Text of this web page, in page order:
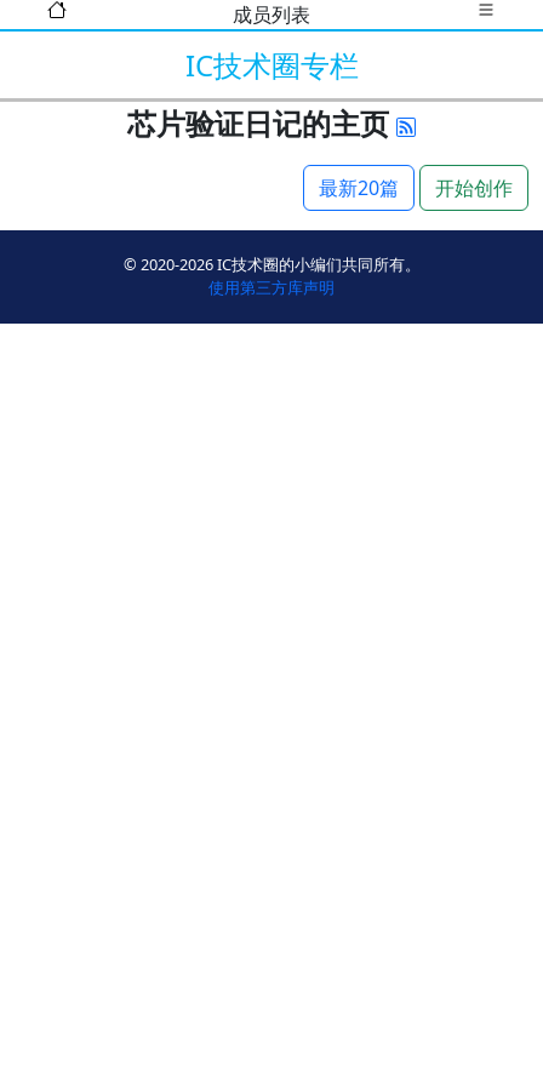
成员列表
IC技术圈专栏
芯片验证日记的主页
最新20篇 开始创作
© 2020-2026 IC技术圈的小编们共同所有。
使用第三方库声明